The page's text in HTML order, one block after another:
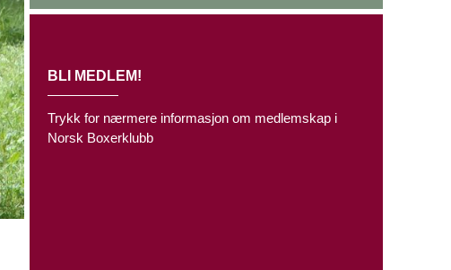
BLI MEDLEM!
Trykk for nærmere informasjon om medlemskap i
Norsk Boxerklubb